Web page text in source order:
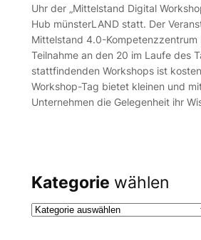
Uhr der „Mittelstand Digital
Hub münsterLAND statt. Der
Mittelstand 4.0-Kompetenzzentrum
Teilnahme an den 20 im Laufe des
stattfindenden Workshops ist
Workshop-Tag bietet kleinen und
Unternehmen die Gelegenheit ihr
Kategorie wählen